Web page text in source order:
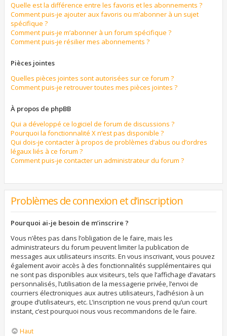
Quelle est la différence entre les favoris et les abonnements ?
Comment puis-je ajouter aux favoris ou m’abonner à un sujet
spécifique ?
Comment puis-je m’abonner à un forum spécifique ?
Comment puis-je résilier mes abonnements ?
Pièces jointes
Quelles pièces jointes sont autorisées sur ce forum ?
Comment puis-je retrouver toutes mes pièces jointes ?
À propos de phpBB
Qui a développé ce logiciel de forum de discussions ?
Pourquoi la fonctionnalité X n’est pas disponible ?
Qui dois-je contacter à propos de problèmes d’abus ou d’ordres
légaux liés à ce forum ?
Comment puis-je contacter un administrateur du forum ?
Problèmes de connexion et d’inscription
Pourquoi ai-je besoin de m’inscrire ?
Vous n’êtes pas dans l’obligation de le faire, mais les
administrateurs du forum peuvent limiter la publication de
messages aux utilisateurs inscrits. En vous inscrivant, vous pouvez
également avoir accès à des fonctionnalités supplémentaires qui
ne sont pas disponibles aux visiteurs, tels que l’affichage d’avatars
personnalisés, l’utilisation de la messagerie privée, l’envoi de
courriers électroniques aux autres utilisateurs, l’adhésion à un
groupe d’utilisateurs, etc. L’inscription ne vous prend qu’un court
instant, c’est pourquoi nous vous recommandons de le faire.
Haut